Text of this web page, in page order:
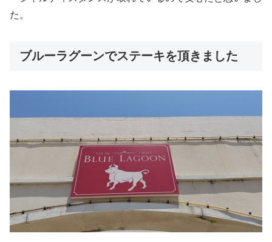
た。
ブルーラグーンでステーキを頂きました